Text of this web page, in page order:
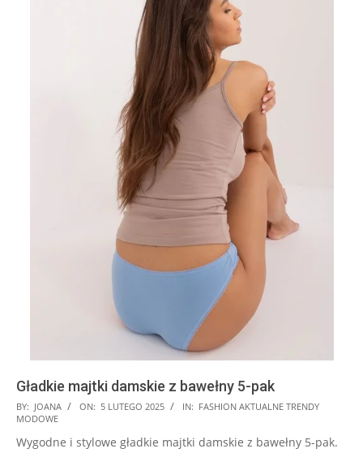
Gładkie majtki damskie z bawełny 5-pak
2025-
02-
05
BY: JOANA ON: 5 LUTEGO 2025 IN: FASHION AKTUALNE TRENDY
MODOWE
Wygodne i stylowe gładkie majtki damskie z bawełny 5-pak.